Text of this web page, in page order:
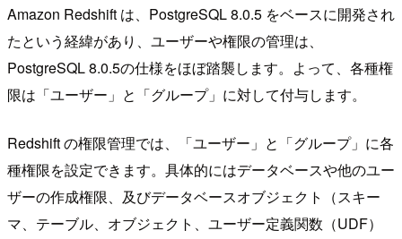
Amazon Redshift は、PostgreSQL 8.0.5 をベースに開発され
たという経緯があり、ユーザーや権限の管理は、
PostgreSQL 8.0.5の仕様をほぼ踏襲します。よって、各種権
限は「ユーザー」と「グループ」に対して付与します。
Redshift の権限管理では、「ユーザー」と「グループ」に各
種権限を設定できます。具体的にはデータベースや他のユー
ザーの作成権限、及びデータベースオブジェクト（スキー
マ、テーブル、オブジェクト、ユーザー定義関数（UDF）